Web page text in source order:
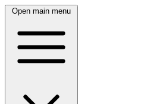
Open main menu